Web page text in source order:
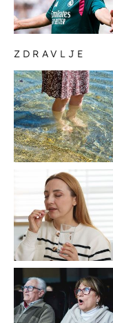
ZDRAVLJE